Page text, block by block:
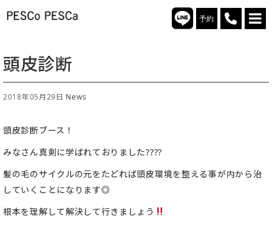
予約
頭皮診断
2018年05月29日 News
頭皮診断ブース！
みなさん真剣に学ばれておりました????
髪の毛のサイクルの元をたどれば頭皮環境を整える事が内から治
していくことになります◎
根本を理解して解決して行きましょう